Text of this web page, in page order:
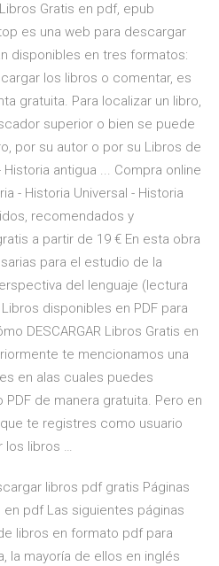
Libros Gratis en pdf, epub
es una web para descargar
disponibles en tres formatos:
los libros o comentar, es
gratuita. Para localizar un libro,
superior o bien se puede
por su autor o por su Libros de
Historia antigua ... Compra online
- Historia Universal - Historia
recomendados y
a partir de 19 € En esta obra
para el estudio de la
del lenguaje (lectura
disponibles en PDF para
DESCARGAR Libros Gratis en
te mencionamos una
en alas cuales puedes
de manera gratuita. Pero en
te registres como usuario
los libros …
libros pdf gratis Páginas
pdf Las siguientes páginas
libros en formato pdf para
la mayoría de ellos en inglés